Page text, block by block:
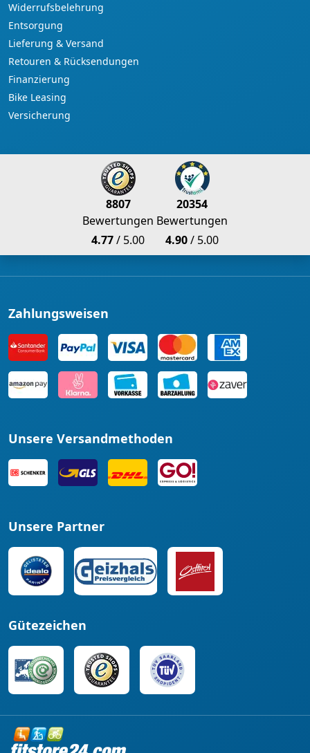
Widerrufsbelehrung
Entsorgung
Lieferung & Versand
Retouren & Rücksendungen
Finanzierung
Bike Leasing
Versicherung
8807
Bewertungen
4.77/ 5.00
20354
Bewertungen
4.90/ 5.00
Zahlungsweisen
Unsere Versandmethoden
Unsere Partner
Gütezeichen